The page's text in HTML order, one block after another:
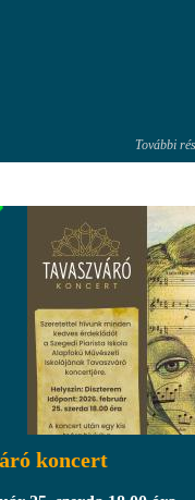
További
koncert